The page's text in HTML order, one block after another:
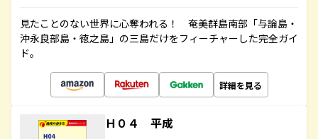
見たことのない世界に心奪われる！ 奄美群島南部「与論島・
沖永良部島・徳之島」の三島だけをフィーチャーした完全ガイ
ド。
詳細を見る
Ｈ０４ 平成